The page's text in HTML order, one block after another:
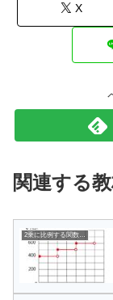
X
関連する
2乗に比例する関数の利用